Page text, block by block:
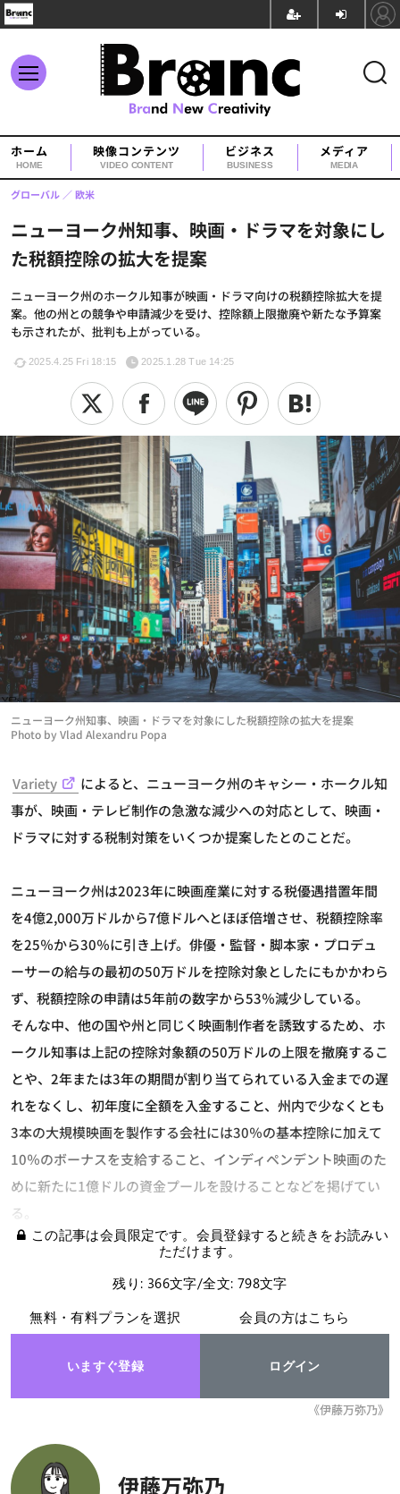
ホーム
HOME
映像コンテンツ
VIDEO CONTENT
ビジネス
BUSINESS
メディア
MEDIA
ニューヨーク州知事、映画・ドラマを対象にし
た税額控除の拡大を提案
ニューヨーク州のホークル知事が映画・ドラマ向けの税額控除拡大を提
案。他の州との競争や申請減少を受け、控除額上限撤廃や新たな予算案
も示されたが、批判も上がっている。
グローバル 欧米
2025.4.25 Fri 18:15 2025.1.28 Tue 14:25
Photo by Vlad Alexandru Popa
ニューヨーク州知事、映画・ドラマを対象にした税額控除の拡大を提案
Variety
によると、ニューヨーク州のキャシー・ホークル知
事が、映画・テレビ制作の急激な減少への対応として、映画・
ドラマに対する税制対策をいくつか提案したとのことだ。
ニューヨーク州は2023年に映画産業に対する税優遇措置年間
を4億2,000万ドルから7億ドルへとほぼ倍増させ、税額控除率
を25％から30％に引き上げ。俳優・監督・脚本家・プロデュ
ーサーの給与の最初の50万ドルを控除対象としたにもかかわら
ず、税額控除の申請は5年前の数字から53％減少している。
そんな中、他の国や州と同じく映画制作者を誘致するため、ホ
ークル知事は上記の控除対象額の50万ドルの上限を撤廃するこ
とや、2年または3年の期間が割り当てられている入金までの遅
れをなくし、初年度に全額を入金すること、州内で少なくとも
3本の大規模映画を製作する会社には30％の基本控除に加えて
10％のボーナスを支給すること、インディペンデント映画のた
めに新たに1億ドルの資金プールを設けることなどを掲げてい
る。
この記事は会員限定です。会員登録すると続きをお読みい
ただけます。
残り: 366文字/全文: 798文字
無料・有料プランを選択
いますぐ登録
会員の方はこちら
ログイン
《伊藤万弥乃》
伊藤万弥乃